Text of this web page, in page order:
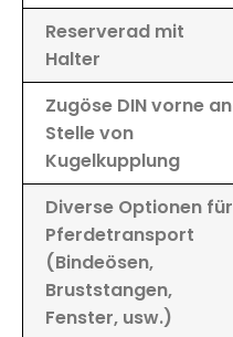
Reserverad mit
Halter
Zugöse DIN vorne an
Stelle von
Kugelkupplung
Diverse Optionen für
Pferdetransport
(Bindeösen,
Bruststangen,
Fenster, usw.)